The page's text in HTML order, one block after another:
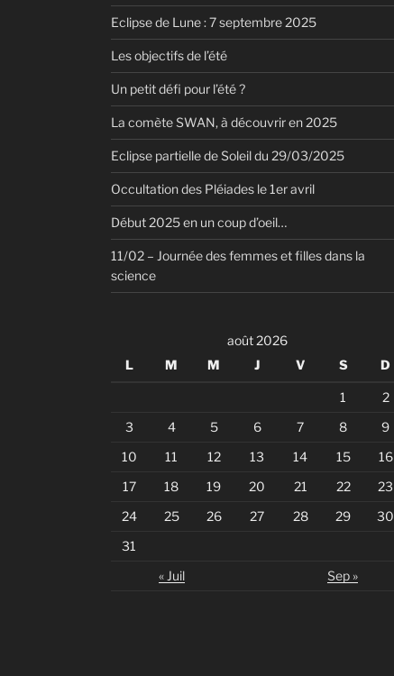
Eclipse de Lune : 7 septembre 2025
Les objectifs de l’été
Un petit défi pour l’été ?
La comète SWAN, à découvrir en 2025
Eclipse partielle de Soleil du 29/03/2025
Occultation des Pléiades le 1er avril
Début 2025 en un coup d’oeil…
11/02 – Journée des femmes et filles dans la
science
août 2026
L
M M J V S D
1
2
3
4 5 6 7 8
9
10
11 12 13 14 15
16
17
18 19 20 21 22
23
24
25 26 27 28 29
30
31
« Juil
Sep »